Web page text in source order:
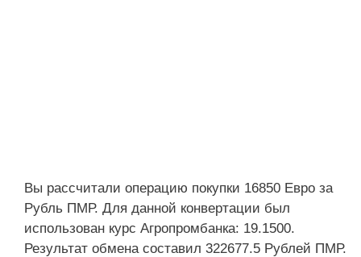
Вы рассчитали операцию покупки 16850 Евро за
Рубль ПМР. Для данной конвертации был
использован курс Агропромбанка: 19.1500.
Результат обмена составил 322677.5 Рублей ПМР.